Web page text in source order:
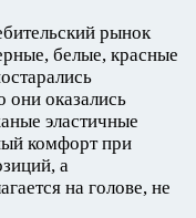
рынок
белые, красные
они оказались
эластичные
комфорт при
а
на голове, не